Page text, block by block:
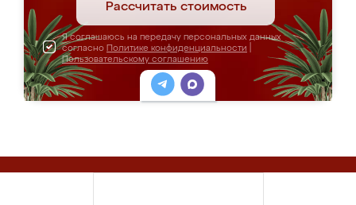
Рассчитать стоимость
Я соглашаюсь на передачу персональных данных
согласно Политике конфиденциальности
Пользовательскому соглашению